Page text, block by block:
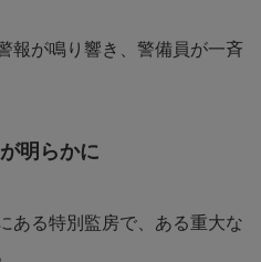
報が鳴り響き、警備員が一斉
明らかに
ある特別監房で、ある重大な